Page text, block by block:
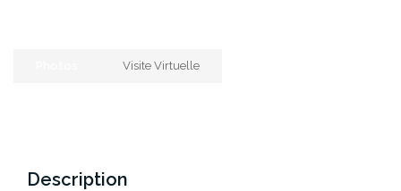
Notre Philosophie
Visite Virtuelle
Description